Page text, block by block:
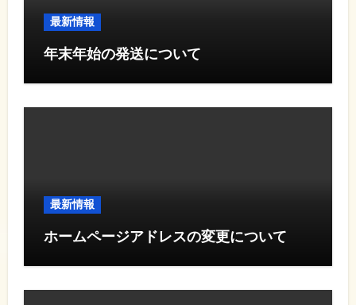
最新情報
年末年始の発送について
最新情報
ホームページアドレスの変更について